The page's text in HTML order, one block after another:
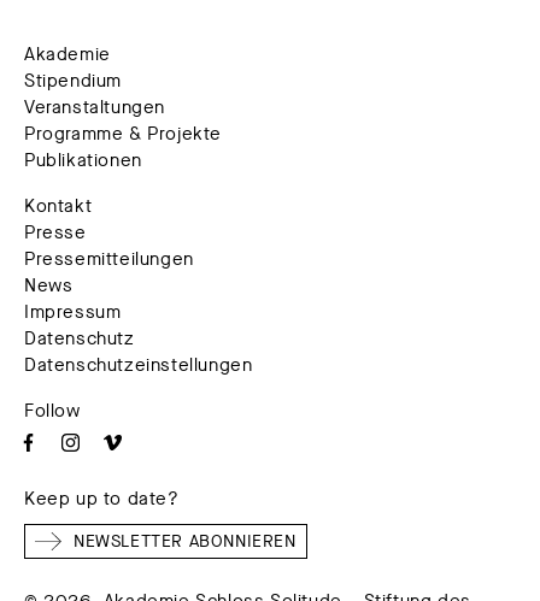
Akademie
Stipendium
Veranstaltungen
Programme & Projekte
Publikationen
Kontakt
Presse
Pressemitteilungen
News
Impressum
Datenschutz
Datenschutzeinstellungen
Follow
Keep up to date?
NEWSLETTER ABONNIEREN